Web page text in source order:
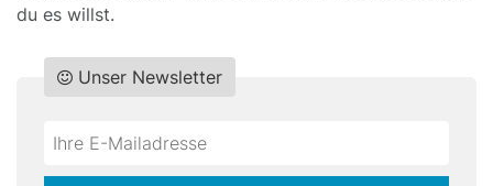
du es willst.
Do
Unser Newsletter
*Ihre